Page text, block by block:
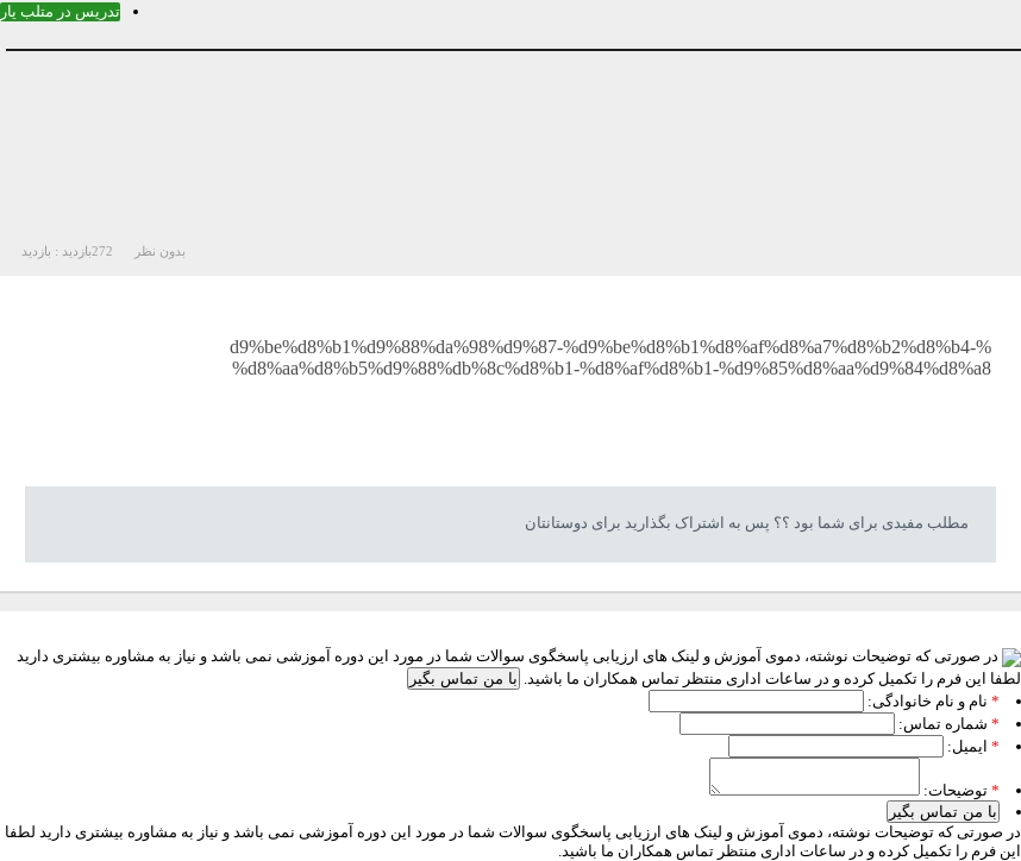
تدریس در متلب یار
بدون نظر بازدید :272 بازدید
%d9%be%d8%b1%d9%88%da%98%d9%87-%d9%be%d8%b1%d8%af%d8%a7%d8%b2%d8%b4-
%d8%aa%d8%b5%d9%88%db%8c%d8%b1-%d8%af%d8%b1-%d9%85%d8%aa%d9%84%d8%a8
مطلب مفیدی برای شما بود ؟؟ پس به اشتراک بگذارید برای دوستانتان
در صورتی که توضیحات نوشته، دموی آموزش و لینک های ارزیابی پاسخگوی سوالات شما در مورد این دوره آموزشی نمی باشد و نیاز به مشاوره بیشتری دارید
لطفا این فرم را تکمیل کرده و در ساعات اداری منتظر تماس همکاران ما باشید. با من تماس بگیر
* نام و نام خانوادگی:
* شماره تماس:
* ایمیل:
* توضیحات:
با من تماس بگیر
در صورتی که توضیحات نوشته، دموی آموزش و لینک های ارزیابی پاسخگوی سوالات شما در مورد این دوره آموزشی نمی باشد و نیاز به مشاوره بیشتری دارید لطفا
این فرم را تکمیل کرده و در ساعات اداری منتظر تماس همکاران ما باشید.